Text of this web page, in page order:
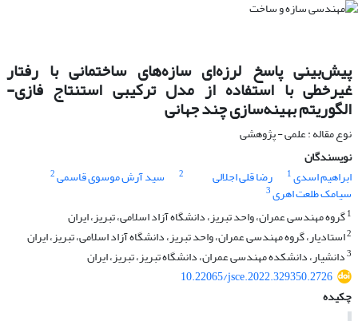
پیش‌بینی پاسخ لرزه‌ای سازه‌های ساختمانی با رفتار
غیرخطی با استفاده از مدل ترکیبی استنتاج فازی-
الگوریتم بهینه‌سازی چند جهانی
نوع مقاله : علمی - پژوهشی
نویسندگان
ابراهیم اسدی1 رضا قلی اجلالی 2 سید آرش موسوی قاسمی2
سیامک طلعت اهری3
1گروه مهندسی عمران، واحد تبریز، دانشگاه آزاد اسلامی، تبریز، ایران
2استادیار، گروه مهندسی عمران، واحد تبریز، دانشگاه آزاد اسلامی، تبریز، ایران
3دانشیار، دانشکده مهندسی عمران، دانشگاه تبریز، تبریز، ایران
10.22065/jsce.2022.329350.2726
چکیده